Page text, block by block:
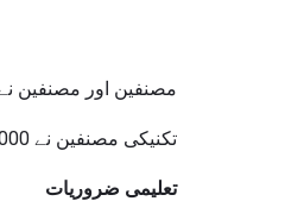
مصنفین اور مصنفین نے 152،000 روزگار منعقد کیے جبکہ ایڈیٹرز نے 2008 میں 130،000 ملازمتیں رکھی
تکنیکی مصنفین نے 49،000 روزگار منعقد کیے ہیں.
تعلیمی ضروریات